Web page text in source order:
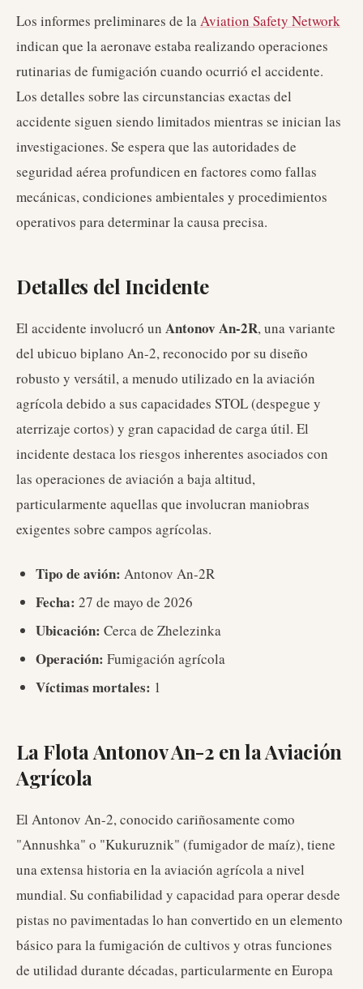
Los informes preliminares de laAviation Safety Network
indican que la aeronave estaba realizando operaciones
rutinarias de fumigación cuando ocurrió el accidente.
Los detalles sobre las circunstancias exactas del
accidente siguen siendo limitados mientras se inician las
investigaciones. Se espera que las autoridades de
seguridad aérea profundicen en factores como fallas
mecánicas, condiciones ambientales y procedimientos
operativos para determinar la causa precisa.
Detalles del Incidente
El accidente involucró un Antonov An-2R, una variante
del ubicuo biplano An-2, reconocido por su diseño
robusto y versátil, a menudo utilizado en la aviación
agrícola debido a sus capacidades STOL (despegue y
aterrizaje cortos) y gran capacidad de carga útil. El
incidente destaca los riesgos inherentes asociados con
las operaciones de aviación a baja altitud,
particularmente aquellas que involucran maniobras
exigentes sobre campos agrícolas.
Tipo de avión: Antonov An-2R
Fecha: 27 de mayo de 2026
Ubicación: Cerca de Zhelezinka
Operación: Fumigación agrícola
Víctimas mortales: 1
La Flota Antonov An-2 en la Aviación
Agrícola
El Antonov An-2, conocido cariñosamente como
"Annushka" o "Kukuruznik" (fumigador de maíz), tiene
una extensa historia en la aviación agrícola a nivel
mundial. Su confiabilidad y capacidad para operar desde
pistas no pavimentadas lo han convertido en un elemento
básico para la fumigación de cultivos y otras funciones
de utilidad durante décadas, particularmente en Europa